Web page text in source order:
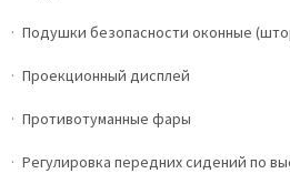
Подушки безопасности оконные
Проекционный дисплей
Противотуманные фары
Регулировка передних сидений по